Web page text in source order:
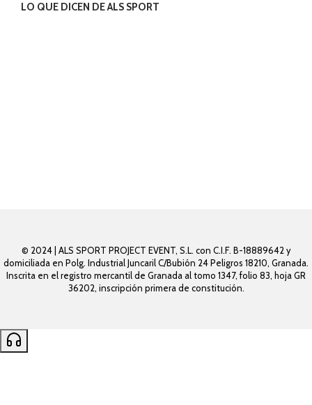
LO QUE DICEN DE ALS SPORT
© 2024 | ALS SPORT PROJECT EVENT, S.L. con C.I.F. B-18889642 y
domiciliada en Polg. Industrial Juncaril C/Bubión 24 Peligros 18210, Granada.
Inscrita en el registro mercantil de Granada al tomo 1347, folio 83, hoja GR
36202, inscripción primera de constitución.